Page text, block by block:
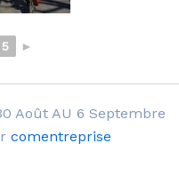
5 ►
Août AU 6 Septembre
comentreprise